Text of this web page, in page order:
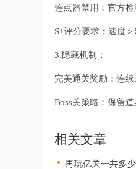
连点器禁用：官方检
S+评分要求：速度
3.隐藏机制：
完美通关奖励：连续
Boss关策略：保留
相关文章
再玩亿关一共多